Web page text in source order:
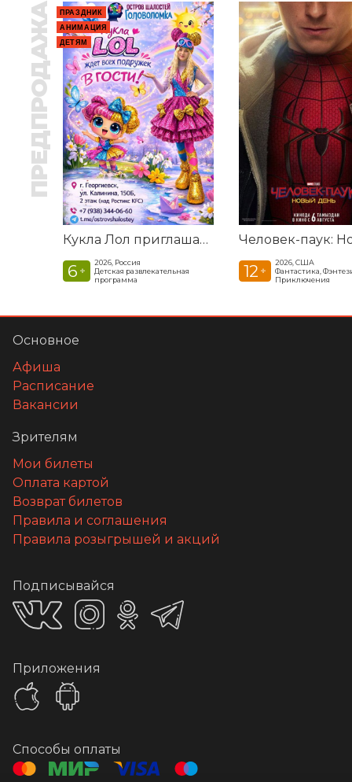
ПРЕДПРОДАЖА
ПРАЗДНИК
АНИМАЦИЯ
ДЕТЯМ
Кукла Лол приглашает в гости
6 +
2026, Россия
Детская развлекательная
программа
12 +
2026, США
Фантастика,
Приключения
Основное
Афиша
Расписание
Вакансии
Зрителям
Мои билеты
Оплата картой
Возврат билетов
Правила и соглашения
Правила розыгрышей и акций
Подписывайся
Приложения
Способы оплаты